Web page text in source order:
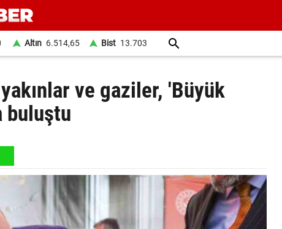
Altın 6.514,65 Bist 13.703
ve gaziler, 'Büyük
buluştu